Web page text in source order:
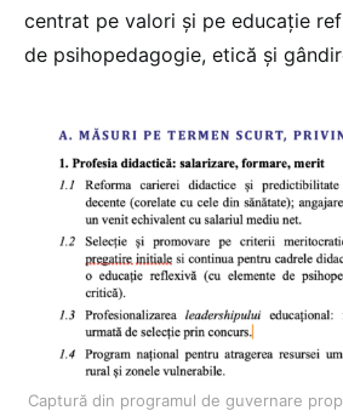
centrat pe valori și pe educație
de psihopedagogie, etică și
Captură din programul de guvernare